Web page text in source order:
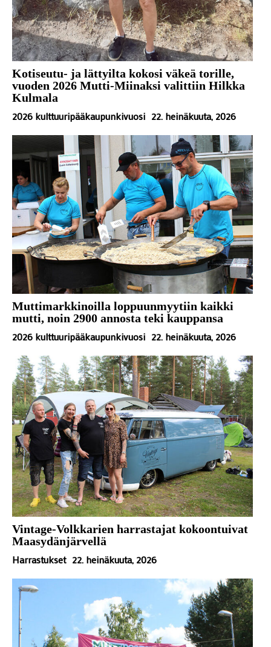
Kotiseutu- ja lättyilta kokosi väkeä torille,
vuoden 2026 Mutti-Miinaksi valittiin Hilkka
Kulmala
2026 kulttuuripääkaupunkivuosi 22. heinäkuuta, 2026
Muttimarkkinoilla loppuunmyytiin kaikki
mutti, noin 2900 annosta teki kauppansa
2026 kulttuuripääkaupunkivuosi 22. heinäkuuta, 2026
Vintage-Volkkarien harrastajat kokoontuivat
Maasydänjärvellä
Harrastukset 22. heinäkuuta, 2026